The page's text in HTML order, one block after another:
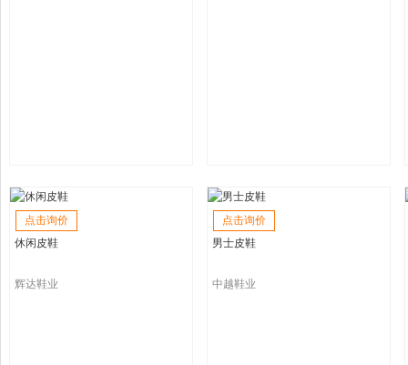
点击询价
休闲皮鞋
辉达鞋业
点击询价
男士皮鞋
中越鞋业